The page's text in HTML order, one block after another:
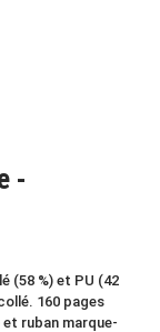
-
(58 %) et PU (42
160 pages
ruban marque-